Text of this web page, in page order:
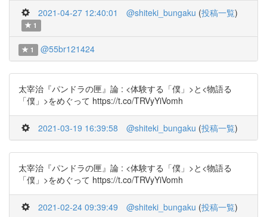
2021-04-27 12:40:01 @shiteki_bungaku (投稿一覧)
1
1 @55br121424
太宰治『パンドラの匣』論 : <体験する「僕」>と<物語る
「僕」>をめぐって https://t.co/TRVyYiVomh
2021-03-19 16:39:58 @shiteki_bungaku (投稿一覧)
太宰治『パンドラの匣』論 : <体験する「僕」>と<物語る
「僕」>をめぐって https://t.co/TRVyYiVomh
2021-02-24 09:39:49 @shiteki_bungaku (投稿一覧)